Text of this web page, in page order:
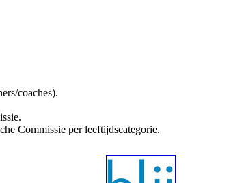
coaches).
Commissie per leeftijdscategorie.